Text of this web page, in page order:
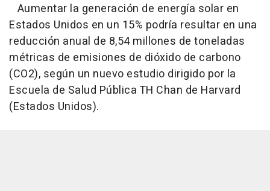
Aumentar la generación de energía solar en
Estados Unidos en un 15% podría resultar en una
reducción anual de 8,54 millones de toneladas
métricas de emisiones de dióxido de carbono
(CO2), según un nuevo estudio dirigido por la
Escuela de Salud Pública TH Chan de Harvard
(Estados Unidos).